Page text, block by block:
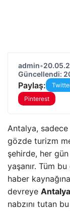
admin•
Güncellendi:
Paylaş:
Pinterest
Antalya, sadece
gözde turizm
şehirde, her
yaşanır. Tüm
haber
devreye
nabzını tutan